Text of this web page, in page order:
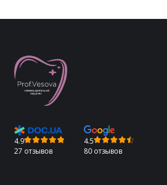
4.9
27 отзывов
4.5
80 отзывов